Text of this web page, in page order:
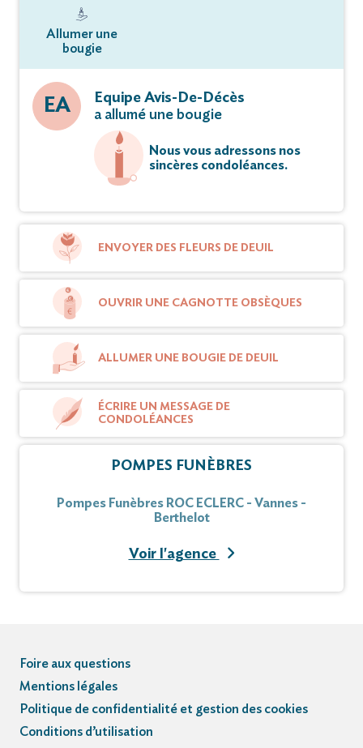
Allumer une
bougie
EA
Equipe Avis-De-Décès
a allumé une bougie
Nous vous adressons nos
sincères condoléances.
ENVOYER DES FLEURS DE DEUIL
OUVRIR UNE CAGNOTTE OBSÈQUES
ALLUMER UNE BOUGIE DE DEUIL
ÉCRIRE UN MESSAGE DE
CONDOLÉANCES
POMPES FUNÈBRES
Pompes Funèbres ROC ECLERC - Vannes -
Berthelot
Voir l'agence
Foire aux questions
Mentions légales
Politique de confidentialité et gestion des cookies
Conditions d’utilisation